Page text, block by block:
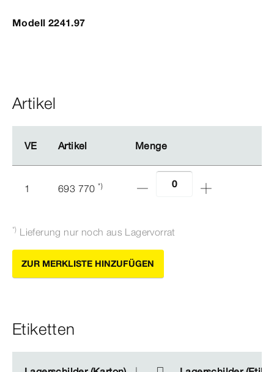
Modell 2241.97
Artikel
VE Artikel Menge
VE Artikel Menge
1 693 770*)
*) Lieferung nur noch aus Lagervorrat
ZUR MERKLISTE HINZUFÜGEN
Etiketten